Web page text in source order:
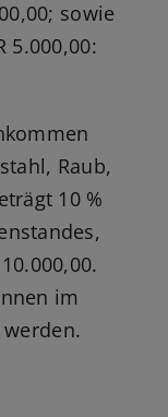
sowie
5.000,00:
Raub,
10 %
im